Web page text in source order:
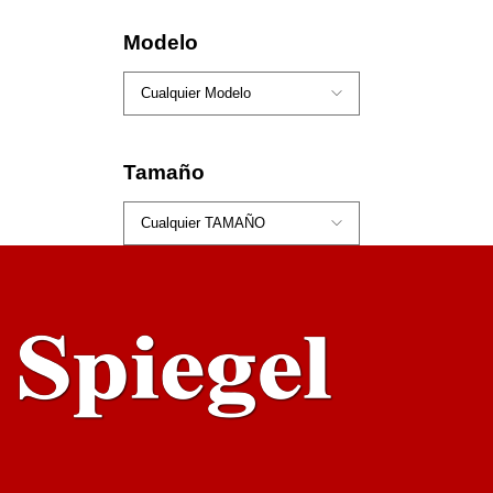
Modelo
Tamaño